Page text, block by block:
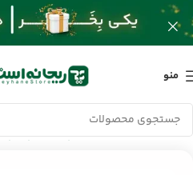
منو
خانه/محصولات/کامپیوتر و لپ تاپ